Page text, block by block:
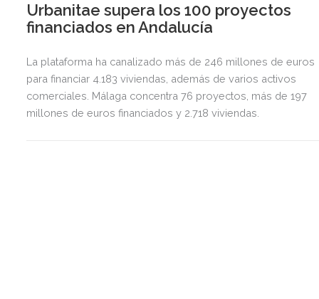
Urbanitae supera los 100 proyectos
financiados en Andalucía
La plataforma ha canalizado más de 246 millones de euros
para financiar 4.183 viviendas, además de varios activos
comerciales. Málaga concentra 76 proyectos, más de 197
millones de euros financiados y 2.718 viviendas.